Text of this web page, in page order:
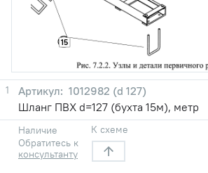
15
1
1012982 (d 127)
Шланг ПВХ d=127 (бухта 15м), метр
Наличие
Обратитесь к
консультанту
К схеме